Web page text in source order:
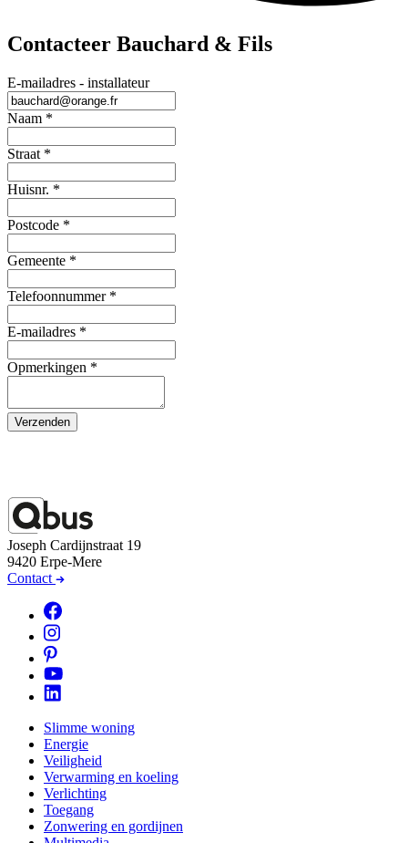
Contacteer Bauchard & Fils
E-mailadres - installateur
Naam *
Straat *
Huisnr. *
Postcode *
Gemeente *
Telefoonnummer *
E-mailadres *
Opmerkingen *
Verzenden
Joseph Cardijnstraat 19
9420 Erpe-Mere
Contact
Slimme woning
Energie
Veiligheid
Verwarming en koeling
Verlichting
Toegang
Zonwering en gordijnen